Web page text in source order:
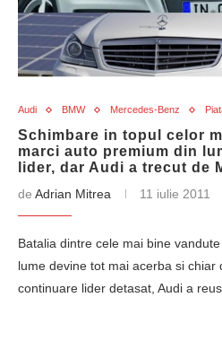
Audi BMW Mercedes-Benz
Schimbare in topul celor
marci auto premium din
lider, dar Audi a trecut de
de Adrian Mitrea 11 iulie 2011
Batalia dintre cele mai bine
lume devine tot mai acerba si chiar
continuare lider detasat, Audi a